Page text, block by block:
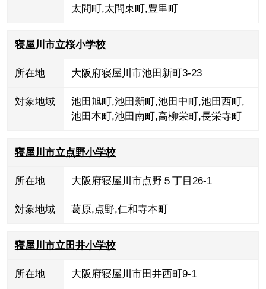
太間町,太間東町,豊里町
寝屋川市立桜小学校
所在地 大阪府寝屋川市池田新町3-23
対象地域 池田旭町,池田新町,池田中町,池田西町,
池田本町,池田南町,高柳栄町,長栄寺町
寝屋川市立点野小学校
所在地 大阪府寝屋川市点野５丁目26-1
対象地域 葛原,点野,仁和寺本町
寝屋川市立田井小学校
所在地 大阪府寝屋川市田井西町9-1